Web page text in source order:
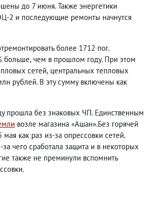
до 7 июня. Также энергетики
2 и последующие ремонты начнутся
более 1712 пог.
больше, чем в прошлом году. При этом
сетей, центральных тепловых
рублей. В эту сумму включены как
прошла без знаковых ЧП. Единственным
возле магазина «Ашан».Без горячей
как раз из-за опрессовки сетей.
за чего сработала защита и в некоторых
также не преминули вспомнить